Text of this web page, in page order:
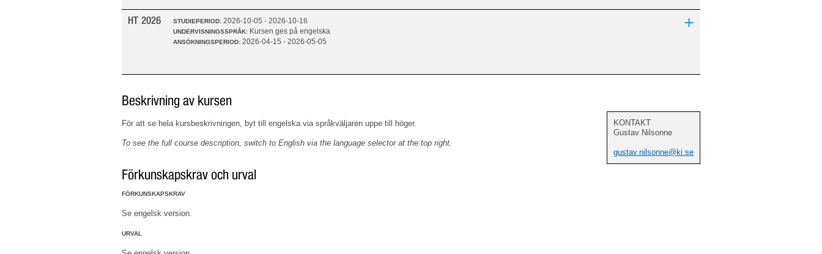
HT 2026 STUDIEPERIOD:2026-10-05 - 2026-10-16
UNDERVISNINGSSPRÅK: Kursen ges på engelska
ANSÖKNINGSPERIOD:2026-04-15 - 2026-05-05
+
Beskrivning av kursen
För att se hela kursbeskrivningen, byt till engelska via språkväljaren uppe till höger.
To see the full course description, switch to Englishvia the language selector at the top right.
Förkunskapskrav och urval
FÖRKUNSKAPSKRAV
Se engelsk version.
URVAL
KONTAKT
Gustav Nilsonne
gustav.nilsonne@ki.se